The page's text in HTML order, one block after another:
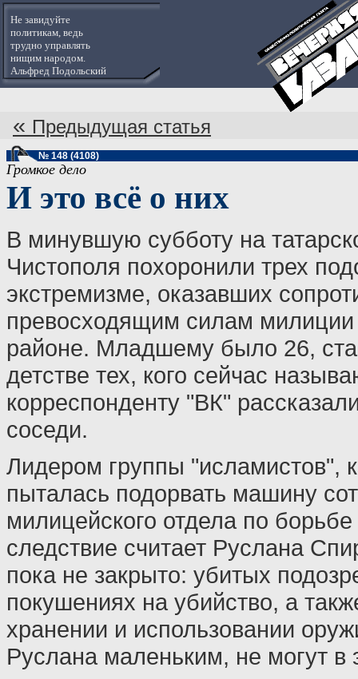
Не завидуйте
политикам, ведь
трудно управлять
нищим народом.
Альфред Подольский
« Предыдущая статья
№ 148 (4108)
Громкое дело
И это всё о них
В минувшую субботу на
Чистополя похоронили трех
экстремизме, оказавших
превосходящим силам милиции
районе. Младшему было 26,
детстве тех, кого сейчас
корреспонденту "ВК"
соседи.
Лидером группы "исламистов",
пыталась подорвать машину
милицейского отдела по
следствие считает Руслана
пока не закрыто: убитых
покушениях на убийство, а
хранении и использовании
Руслана маленьким, не могут в